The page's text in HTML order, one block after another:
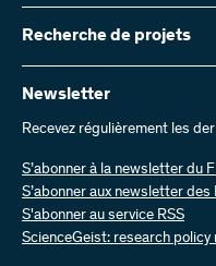
Contactez-nous
Envoyer des factures
Travailler chez nous
Offres d’emploi
Service de presse
Rapport annuel
Recherche de projets
Vous trouverez ici des
recherche et les subsides
Recherche de projets
Newsletter
Recevez régulièrement les
S’abonner à la newsletter du
S’abonner aux newsletter des
S'abonner au service RSS
ScienceGeist: research policy